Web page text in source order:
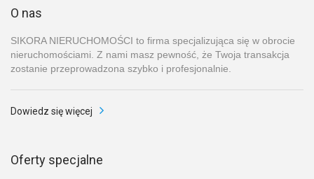
O nas
SIKORA NIERUCHOMOŚCI to firma specjalizująca się w obrocie
nieruchomościami. Z nami masz pewność, że Twoja transakcja
zostanie przeprowadzona szybko i profesjonalnie.
Dowiedz się więcej
Oferty specjalne